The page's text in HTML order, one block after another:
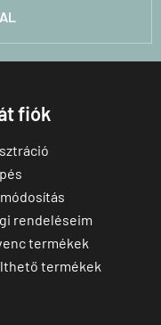
fiók
rendeléseim
termékek
termékek